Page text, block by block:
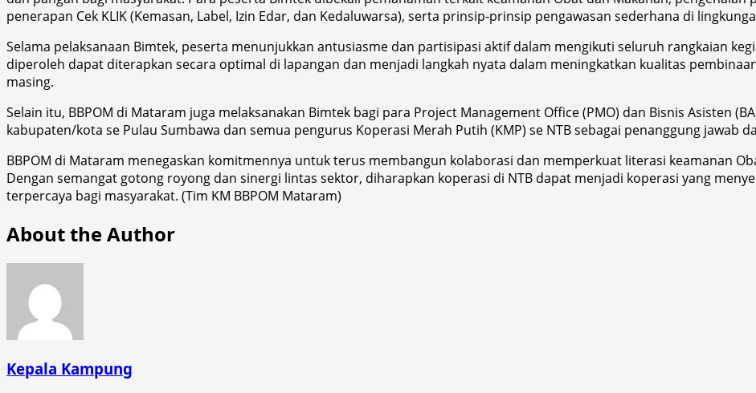
penerapan Cek KLIK (Kemasan, Label, Izin Edar, dan Kedaluwarsa), serta prinsip-prinsip pengawasan sederhana di
Selama pelaksanaan Bimtek, peserta menunjukkan antusiasme dan partisipasi aktif dalam mengikuti seluruh rangkaian
diperoleh dapat diterapkan secara optimal di lapangan dan menjadi langkah nyata dalam meningkatkan kualitas
masing.
Selain itu, BBPOM di Mataram juga melaksanakan Bimtek bagi para Project Management Office (PMO) dan Bisnis Asisten
kabupaten/kota se Pulau Sumbawa dan semua pengurus Koperasi Merah Putih (KMP) se NTB sebagai penanggung jawab
BBPOM di Mataram menegaskan komitmennya untuk terus membangun kolaborasi dan memperkuat literasi keamanan
Dengan semangat gotong royong dan sinergi lintas sektor, diharapkan koperasi di NTB dapat menjadi koperasi yang
terpercaya bagi masyarakat. (Tim KM BBPOM Mataram)
About the Author
Kepala Kampung